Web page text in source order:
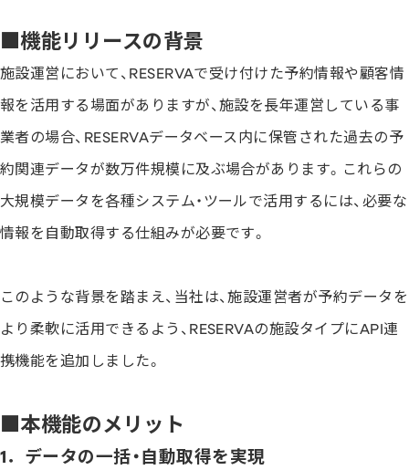
■機能リリースの背景
施設運営において、RESERVAで受け付けた予約情報や顧客情
報を活用する場面がありますが、施設を長年運営している事
業者の場合、RESERVAデータベース内に保管された過去の予
約関連データが数万件規模に及ぶ場合があります。これらの
大規模データを各種システム・ツールで活用するには、必要な
情報を自動取得する仕組みが必要です。
このような背景を踏まえ、当社は、施設運営者が予約データを
より柔軟に活用できるよう、RESERVAの施設タイプにAPI連
携機能を追加しました。
■本機能のメリット
1．データの一括・自動取得を実現